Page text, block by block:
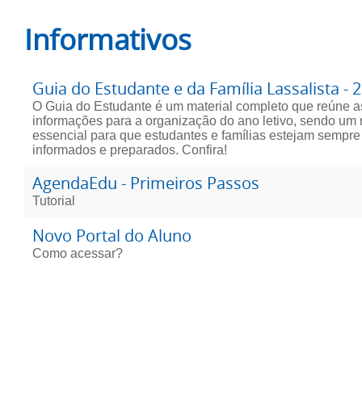
Informativos
Guia do Estudante e da Família Lassalista -
O Guia do Estudante é um material completo que reúne
informações para a organização do ano letivo, sendo um
essencial para que estudantes e famílias estejam
informados e preparados. Confira!
AgendaEdu - Primeiros Passos
Tutorial
Novo Portal do Aluno
Como acessar?